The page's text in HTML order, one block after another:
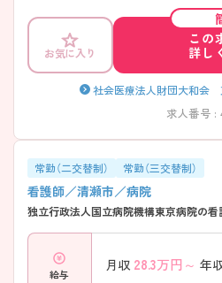
など、さらに詳細をお話しいたしますの
お気に入り
この
詳し
社会医療法人財団大和会
求人番号 :
常勤（二交替制） 常勤（三交替制）
看護師／清瀬市／病院
独立行政法人国立病院機構東京病院の
給与
月収 28.3万円～ 年